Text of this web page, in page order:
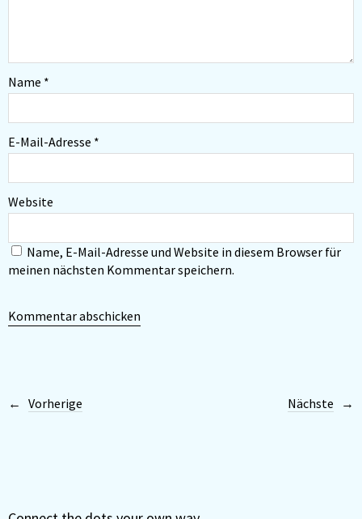
Name *
E-Mail-Adresse *
Website
Name, E-Mail-Adresse und Website in diesem Browser für
meinen nächsten Kommentar speichern.
Vorherige Nächste